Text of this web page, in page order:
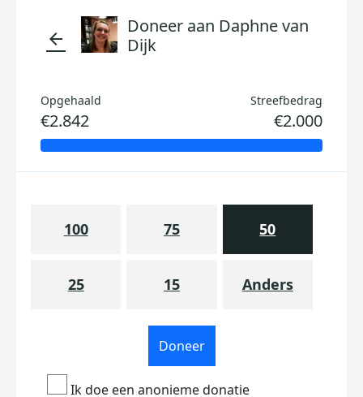
arrow_back
Doneer aan Daphne van
Dijk
Opgehaald
€2.842
Streefbedrag
€2.000
100 75 50
25 15 Anders
Doneer
Ik doe een anonieme donatie